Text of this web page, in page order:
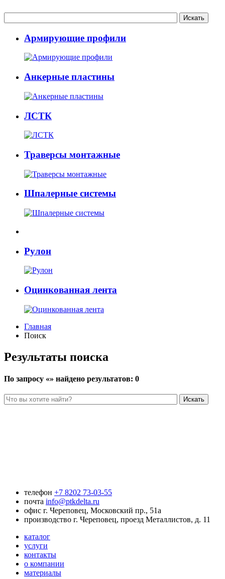
Армирующие профили
Анкерные пластины
ЛСТК
Траверсы монтажные
Шпалерные системы
Рулон
Оцинкованная лента
Главная
Поиск
Результаты поиска
По запросу «» найдено результатов: 0
телефон +7 8202 73-03-55
почта info@ptkdelta.ru
офис г. Череповец, Московский пр., 51а
производство г. Череповец, проезд Металлистов, д. 11
каталог
услуги
контакты
о компании
материалы